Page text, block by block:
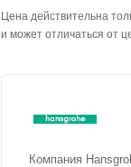
Цена действительна
и может отличаться от
Компания